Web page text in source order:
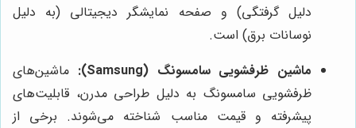
دلیل گرفتگی) و صفحه نمایشگر دیجیتالی (به دلیل
نوسانات برق) است.
ماشین ظرفشویی سامسونگ (Samsung):
ماشین‌های
ظرفشویی سامسونگ به دلیل طراحی مدرن، قابلیت‌های
پیشرفته و قیمت مناسب شناخته می‌شوند. برخی از